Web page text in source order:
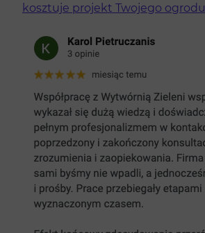
kosztuje projekt Twojego ogrodu